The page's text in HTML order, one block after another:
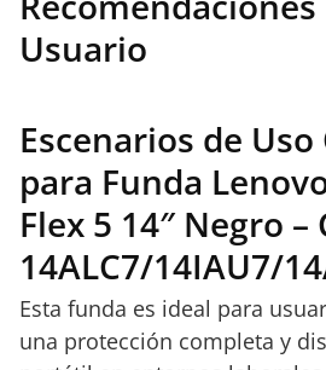
Usuario
Escenarios de
para Funda
Flex 5 14″ Negro
14ALC7/14IAU7/
Esta funda es ideal para
una protección completa y